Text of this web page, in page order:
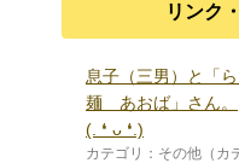
リンク
息子（三男）と「ら
麺 あおば」さん。
(⁠.⁠ ⁠❛⁠ ⁠ᴗ⁠ ⁠❛⁠.⁠)
カテゴリ：その他（カ